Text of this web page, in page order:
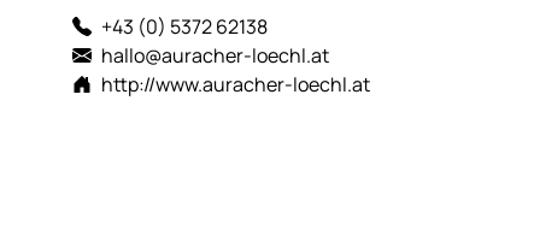
+43 (0) 5372 62138
hallo@auracher-loechl.at
http://www.auracher-loechl.at